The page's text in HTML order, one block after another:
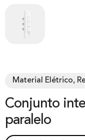
Material Elétrico,
Conjunto interruptor 3 teclas
paralelo